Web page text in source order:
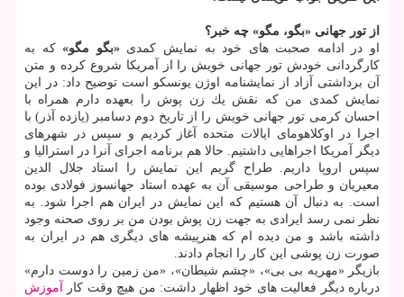
از تور جهانی «بگو، مگو» چه خبر؟
او در ادامه صحبت های خود به نمایش كمدی«بگو مگو»كه به
كارگردانی خودش تور جهانی خویش را از آمریكا شروع كرده و متن
آن برداشتی آزاد از نمایشنامه اوژن یونسكو است توضیح داد: در این
نمایش كمدی من كه نقش یك زن پوش را بعهده دارم همراه با
احسان كرمی تور جهانی خویش را از تاریخ دوم دسامبر (یازده آذر) با
اجرا در اوكلاهومای ایالات متحده آغاز كردیم و سپس در شهرهای
دیگر آمریكا اجراهایی داشتیم. حالا هم برنامه اجرای آنرا در استرالیا و
سپس اروپا داریم. طراح گریم این نمایش را استاد جلال الدین
معیریان و طراحی موسیقی آن به عهده استاد جهانسوز فولادی بوده
است. به دنبال آن هستیم كه این نمایش در ایران هم اجرا شود. به
نظر نمی رسد ایرادی به جهت زن پوش بودن من بر روی صحنه وجود
داشته باشد و من دیده ام كه هنرپیشه های دیگری هم در ایران به
صورت زن پوشی این كار را انجام دادند.
بازیگر «مهریه بی بی»، «چشم شیطان»، «من زمین را دوست دارم»
درباره دیگر فعالیت های خود اظهار داشت: من هیچ وقت كار
آموزش